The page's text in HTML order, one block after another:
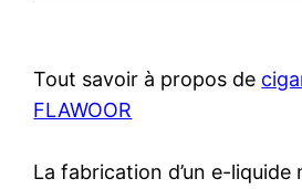
Tout savoir à propos de
FLAWOOR
La fabrication d’un e-liquide